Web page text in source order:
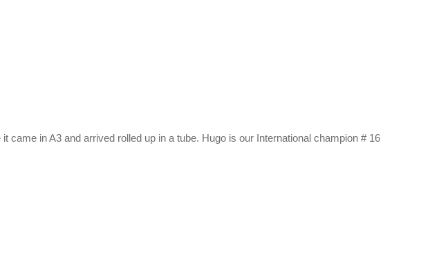
in A3 and arrived rolled up in a tube. Hugo is our International champion # 16